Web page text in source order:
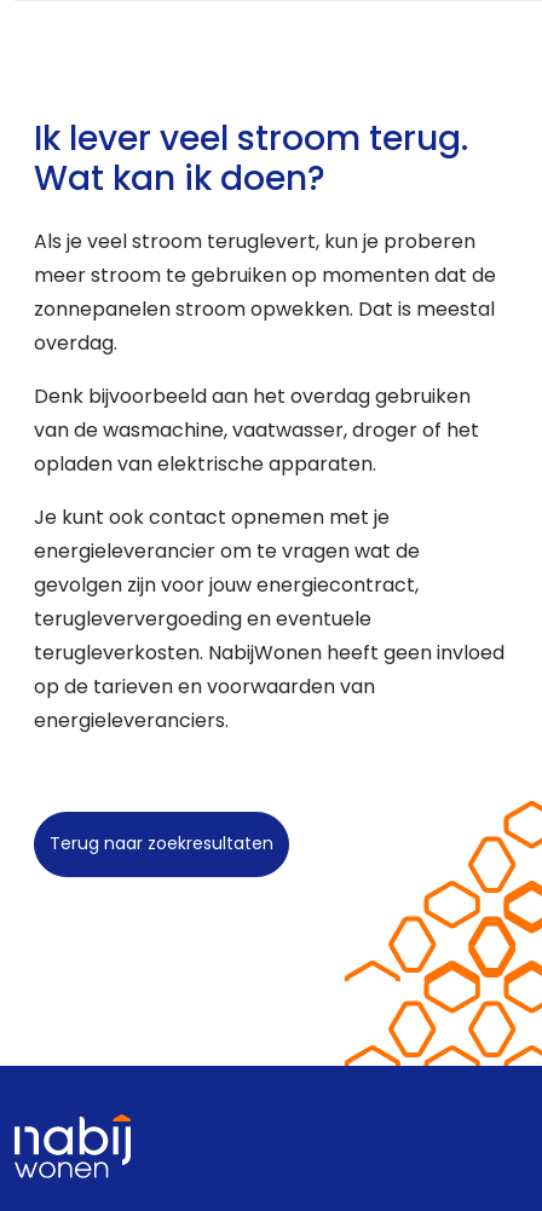
Ik lever veel stroom terug.
Wat kan ik doen?
Als je veel stroom teruglevert, kun je proberen
meer stroom te gebruiken op momenten dat de
zonnepanelen stroom opwekken. Dat is meestal
overdag.
Denk bijvoorbeeld aan het overdag gebruiken
van de wasmachine, vaatwasser, droger of het
opladen van elektrische apparaten.
Je kunt ook contact opnemen met je
energieleverancier om te vragen wat de
gevolgen zijn voor jouw energiecontract,
terugleververgoeding en eventuele
terugleverkosten. NabijWonen heeft geen invloed
op de tarieven en voorwaarden van
energieleveranciers.
Terug naar zoekresultaten